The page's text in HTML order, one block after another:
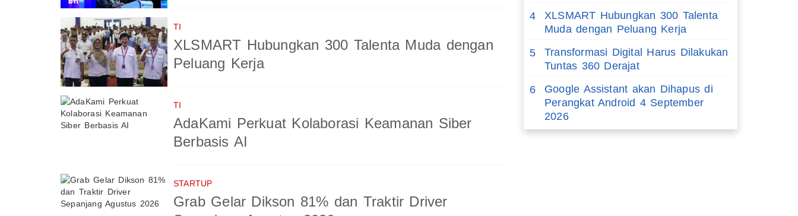
TI
XLSMART Hubungkan 300 Talenta Muda dengan
Peluang Kerja
TI
AdaKami Perkuat Kolaborasi Keamanan Siber
Berbasis AI
STARTUP
Grab Gelar Dikson 81% dan Traktir Driver
4
XLSMART Hubungkan 300 Talenta
Muda dengan Peluang Kerja
5
Transformasi Digital Harus Dilakukan
Tuntas 360 Derajat
6
Google Assistant akan Dihapus di
Perangkat Android 4 September
2026